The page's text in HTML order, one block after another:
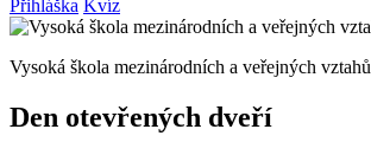
Přihláška Kvíz
Vysoká škola mezinárodních a veřejných
Den otevřených dveří